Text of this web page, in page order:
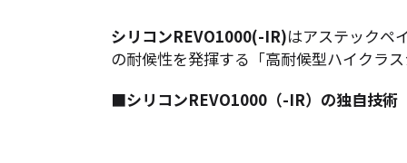
シリコンREVO1000(-IR)はアステックペ
の耐候性を発揮する「高耐候型ハイクラ
■シリコンREVO1000（-IR）の独自技術